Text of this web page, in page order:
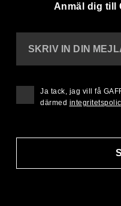
Anmäl dig till
SKRIV IN DIN
Ja tack, jag vill få
därmed